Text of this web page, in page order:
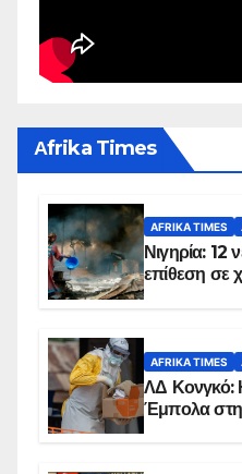
Αfrika Times
AFRIKA TIMES
Νιγηρία: 12
επίθεση σε
AFRIKA TIMES
ΛΔ Κονγκό:
Έμπολα